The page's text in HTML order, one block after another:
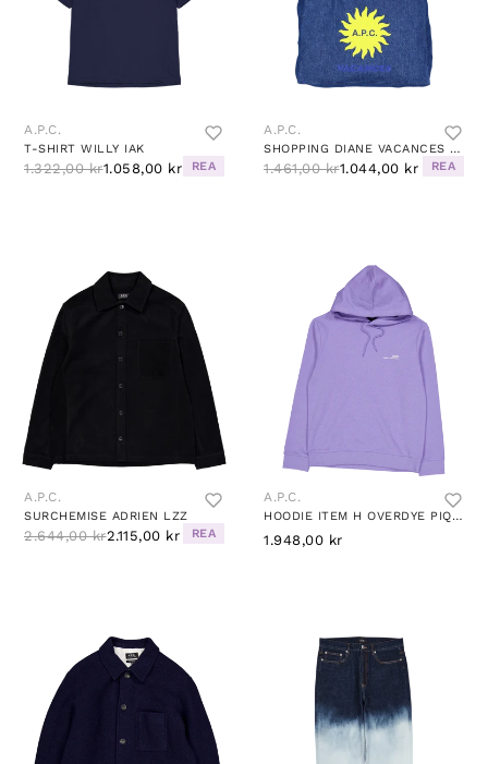
A.P.C.
T-SHIRT WILLY IAK
1.322,00 kr1.058,00 kr REA
A.P.C.
SHOPPING DIANE VACANCES IAL
1.461,00 kr1.044,00 kr REA
A.P.C.
SURCHEMISE ADRIEN LZZ
2.644,00 kr2.115,00 kr REA
A.P.C.
HOODIE ITEM H OVERDYE PIQ - VIOLET CHINE
1.948,00 kr